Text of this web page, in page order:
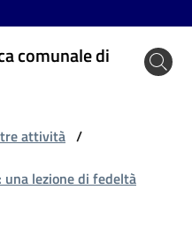
comunale di
attività /
una lezione di fedeltà